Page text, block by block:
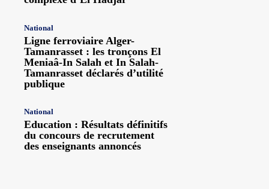
National
Ligne ferroviaire Alger-
Tamanrasset : les tronçons El
Meniaâ-In Salah et In Salah-
Tamanrasset déclarés d’utilité
publique
National
Education : Résultats définitifs
du concours de recrutement
des enseignants annoncés